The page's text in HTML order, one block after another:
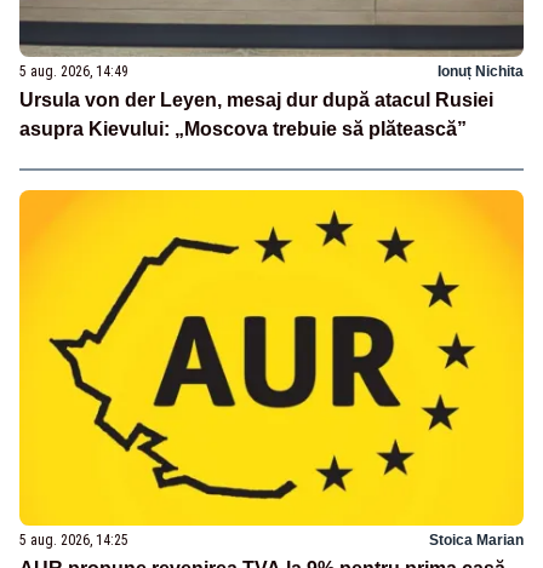
5 aug. 2026, 14:49 Ionuț Nichita
Ursula von der Leyen, mesaj dur după atacul Rusiei
asupra Kievului: „Moscova trebuie să plătească”
5 aug. 2026, 14:25 Stoica Marian